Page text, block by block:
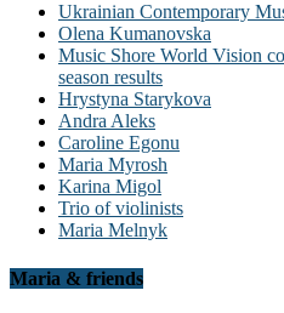
Ukrainian Contemporary
Olena Kumanovska
Music Shore World Vision
season results
Hrystyna Starykova
Andra Aleks
Caroline Egonu
Maria Myrosh
Karina Migol
Trio of violinists
Maria Melnyk
Maria & friends